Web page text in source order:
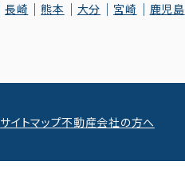
長崎 熊本 大分 宮崎 鹿児島
サイトマップ不動産会社の方へ